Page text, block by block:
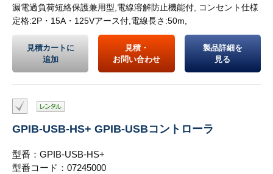
漏電過負荷短絡保護兼用型,電線溶解防止機能付, コンセント仕様
定格:2P・15A・125Vアース付,電線長さ:50m,
見積カートに
追加
見積・
お問い合わせ
製品詳細を
見る
GPIB-USB-HS+ GPIB-USBコントローラ
型番：GPIB-USB-HS+
型番コード：07245000